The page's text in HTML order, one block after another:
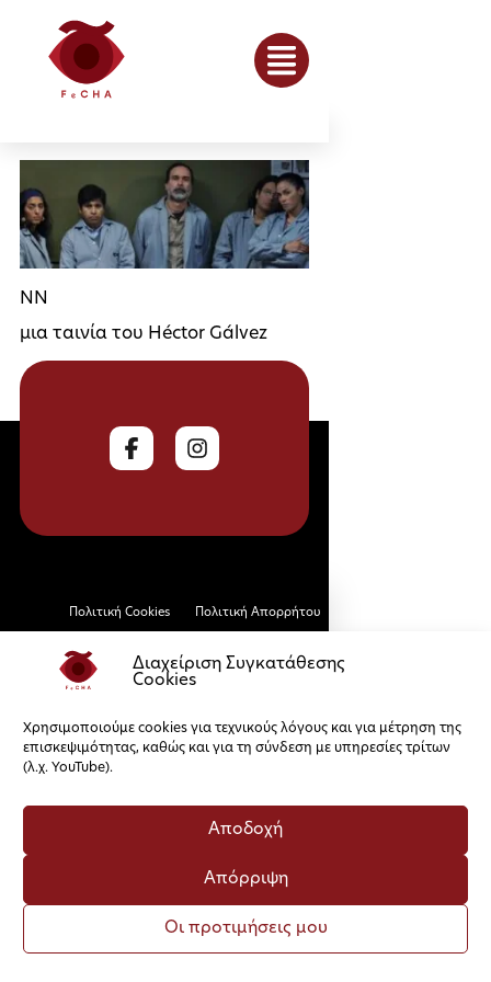
Διαχείριση Συγκατάθεσης
Cookies
Χρησιμοποιούμε cookies για τεχνικούς λόγους και για μέτρηση της
επισκεψιμότητας, καθώς και για τη σύνδεση με υπηρεσίες τρίτων
(λ.χ. YouTube).
Αποδοχή
Απόρριψη
Οι προτιμήσεις μου
NN
μια ταινία του Héctor Gálvez
Πολιτική Cookies Πολιτική Απορρήτου